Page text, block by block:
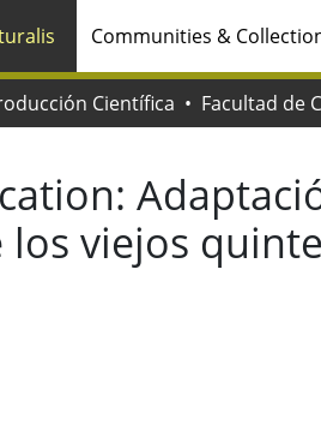
Communities &
Científica
los viejos